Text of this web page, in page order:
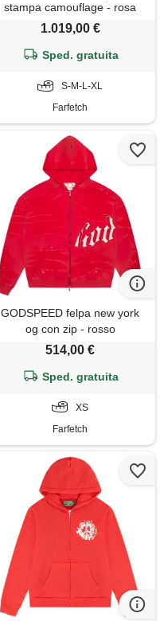
stampa camouflage - rosa
1.019,00 €
Sped. gratuita
S-M-L-XL
Farfetch
GODSPEED felpa new york
og con zip - rosso
514,00 €
Sped. gratuita
XS
Farfetch